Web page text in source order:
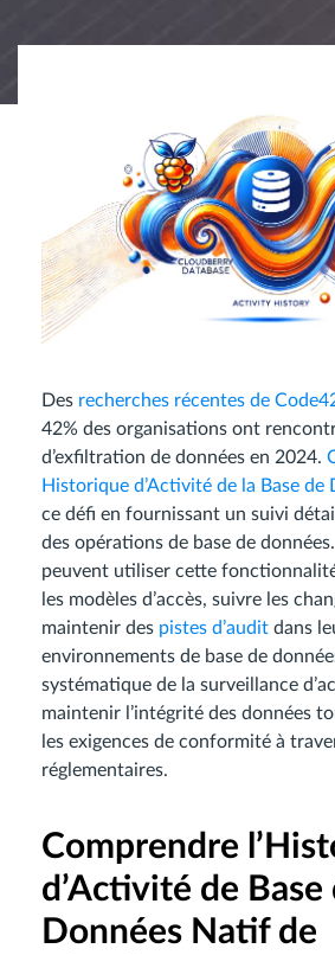
Des recherches récentes de
42% des organisations ont
d’exfiltration de données en 2024.
Historique d’Activité de la Base de
ce défi en fournissant un suivi
des opérations de base de
peuvent utiliser cette
les modèles d’accès, suivre les
maintenir des pistes d’audit dans
environnements de base de
systématique de la surveillance
maintenir l’intégrité des données
les exigences de conformité à
réglementaires.
Comprendre
d’Activité de Base
Données Natif de